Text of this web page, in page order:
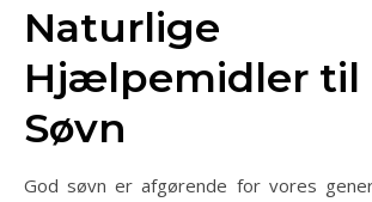
Naturlige
Hjælpemidler til
Søvn
God søvn er afgørende for vores